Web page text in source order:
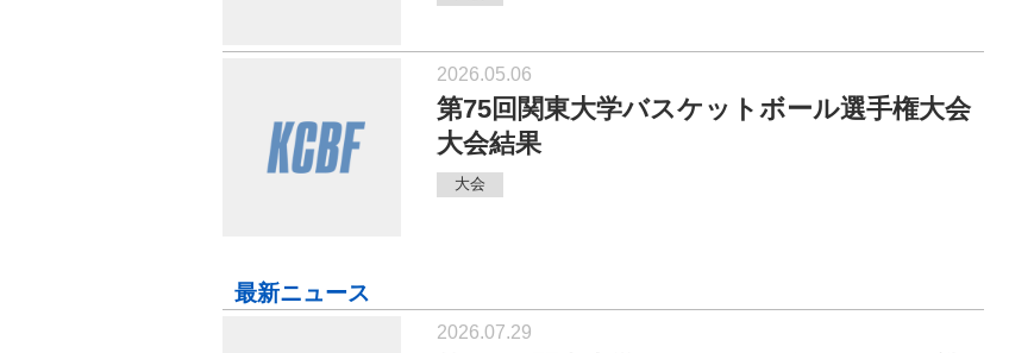
2026.05.06
第75回関東大学バスケットボール選手権大会
大会結果
大会
最新ニュース
2026.07.29